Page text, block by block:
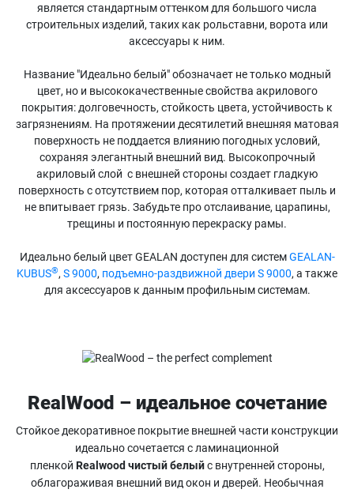
является стандартным оттенком для большого числа
строительных изделий, таких как рольставни, ворота или
аксессуары к ним.
Название "Идеально белый" обозначает не только модный
цвет, но и высококачественные свойства акрилового
покрытия: долговечность, стойкость цвета, устойчивость к
загрязнениям. На протяжении десятилетий внешняя матовая
поверхность не поддается влиянию погодных условий,
сохраняя элегантный внешний вид. Высокопрочный
акриловый слой с внешней стороны создает гладкую
поверхность с отсутствием пор, которая отталкивает пыль и
не впитывает грязь. Забудьте про отслаивание, царапины,
трещины и постоянную перекраску рамы.
Идеально белый цвет GEALAN доступен для системGEALAN-
KUBUS®, S 9000, подъемно-раздвижной двери S 9000, а также
для аксессуаров к данным профильным системам.
RealWood – идеальное сочетание
Стойкое декоративное покрытие внешней части конструкции
идеально сочетается с ламинационной
пленкой Realwood чистый белыйс внутренней стороны,
облагораживая внешний вид окон и дверей. Необычная